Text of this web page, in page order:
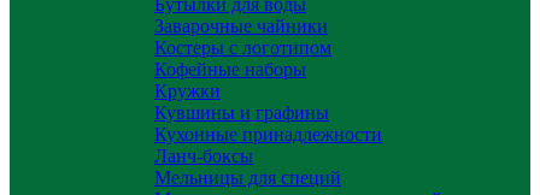
Бутылки для воды
Заварочные чайники
Костеры с логотипом
Кофейные наборы
Кружки
Кувшины и графины
Кухонные принадлежности
Ланч-боксы
Мельницы для специй